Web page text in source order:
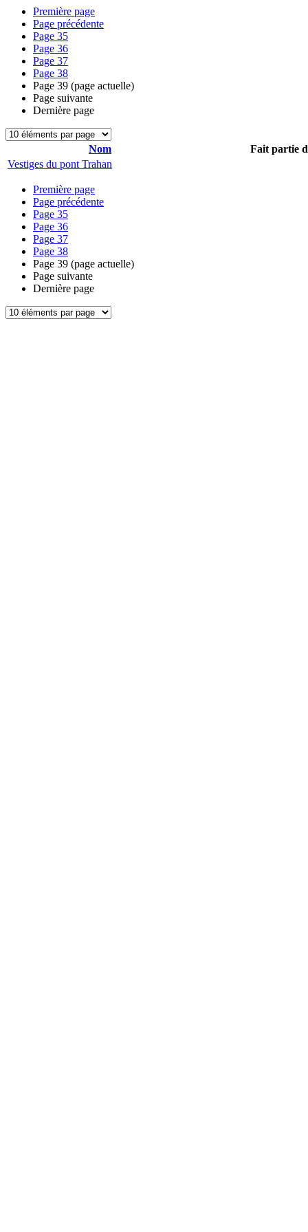
Première page
Page précédente
Page 35
Page 36
Page 37
Page 38
Page 39 (page actuelle)
Page suivante
Dernière page
Nom
Fait partie
Vestiges du pont Trahan
Première page
Page précédente
Page 35
Page 36
Page 37
Page 38
Page 39 (page actuelle)
Page suivante
Dernière page